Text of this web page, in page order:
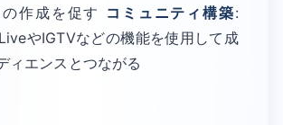
作成を促す コミュニティ構築:
やIGTVなどの機能を使用して成
ィエンスとつながる